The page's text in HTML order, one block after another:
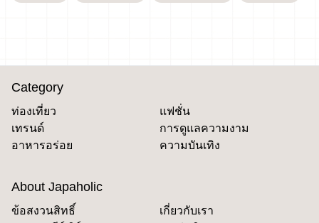
Category
ท่องเที่ยว
แฟชั่น
เทรนด์
การดูแลความงาม
อาหารอร่อย
ความบันเทิง
About Japaholic
ข้อสงวนสิทธิ์
เกี่ยวกับเรา